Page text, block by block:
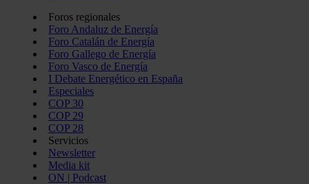
Foros regionales
Foro Andaluz de Energía
Foro Catalán de Energía
Foro Gallego de Energía
Foro Vasco de Energía
I Debate Energético en España
Especiales
COP 30
COP 29
COP 28
Servicios
Newsletter
Media kit
ON | Podcast